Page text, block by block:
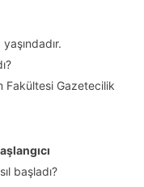
Fakültesi Gazetecilik
başladı?